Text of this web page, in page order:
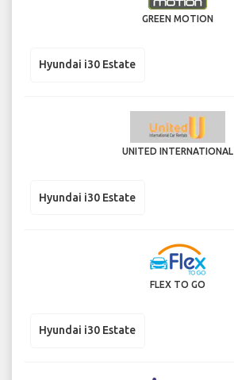
GREEN MOTION
Hyundai i30 Estate
UNITED INTERNATIONAL
Hyundai i30 Estate
FLEX TO GO
Hyundai i30 Estate